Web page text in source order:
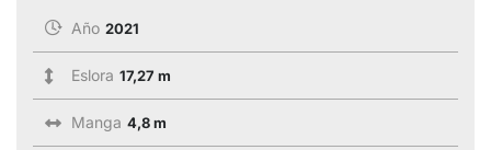
Año 2021
Eslora 17,27 m
Manga 4,8 m